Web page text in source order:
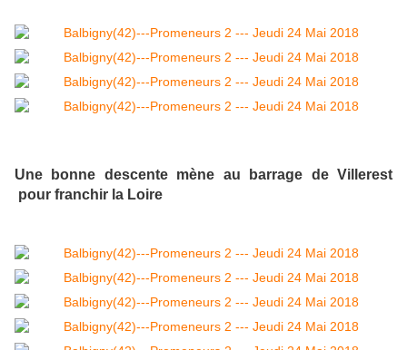
Une bonne descente mène au barrage de Villerest
pour franchir la Loire